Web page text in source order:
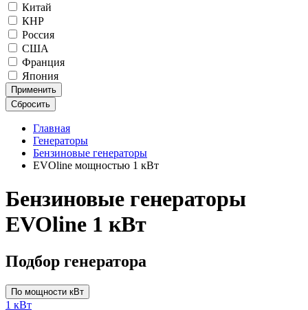
Китай
КНР
Россия
США
Франция
Япония
Применить
Сбросить
Главная
Генераторы
Бензиновые генераторы
EVOline мощностью 1 кВт
Бензиновые генераторы
EVOline 1 кВт
Подбор генератора
По мощности кВт
1 кВт